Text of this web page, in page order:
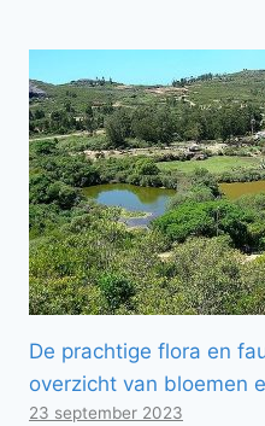
De prachtige flora en
overzicht van bloemen
23 september 2023